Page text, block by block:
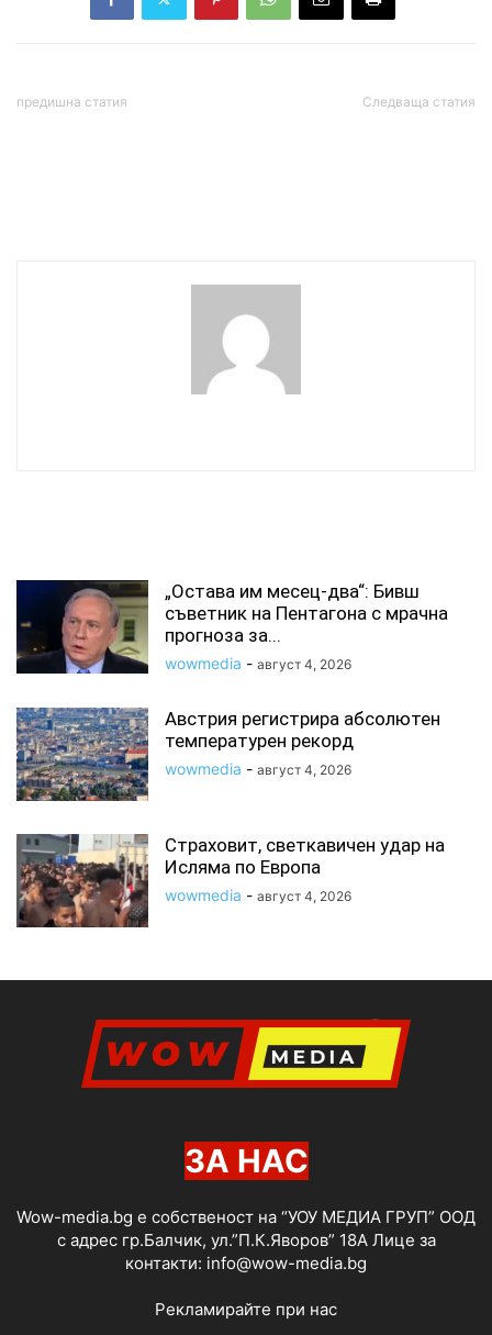
предишна статия Следваща статия
„Остава им месец-два“: Бивш
съветник на Пентагона с мрачна
прогноза за...
wowmedia - август 4, 2026
Австрия регистрира абсолютен
температурен рекорд
wowmedia - август 4, 2026
Страховит, светкавичен удар на
Исляма по Европа
wowmedia - август 4, 2026
ЗА НАС
Wow-media.bg е собственост на “УОУ МЕДИА ГРУП” ООД
с адрес гр.Балчик, ул.”П.К.Яворов” 18А Лице за
контакти: info@wow-media.bg
Рекламирайте при нас